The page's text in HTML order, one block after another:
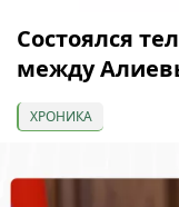
Состоялся
между
ХРОНИКА